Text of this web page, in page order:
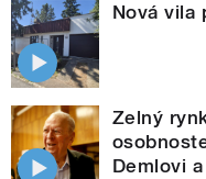
Nová vila
Zelný
Demlovi